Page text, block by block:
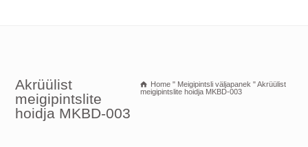
Akrüülist
meigipintslite
hoidja MKBD-003
Home " Meigipintsli väljapanek "Akrüülist
meigipintslite hoidja MKBD-003